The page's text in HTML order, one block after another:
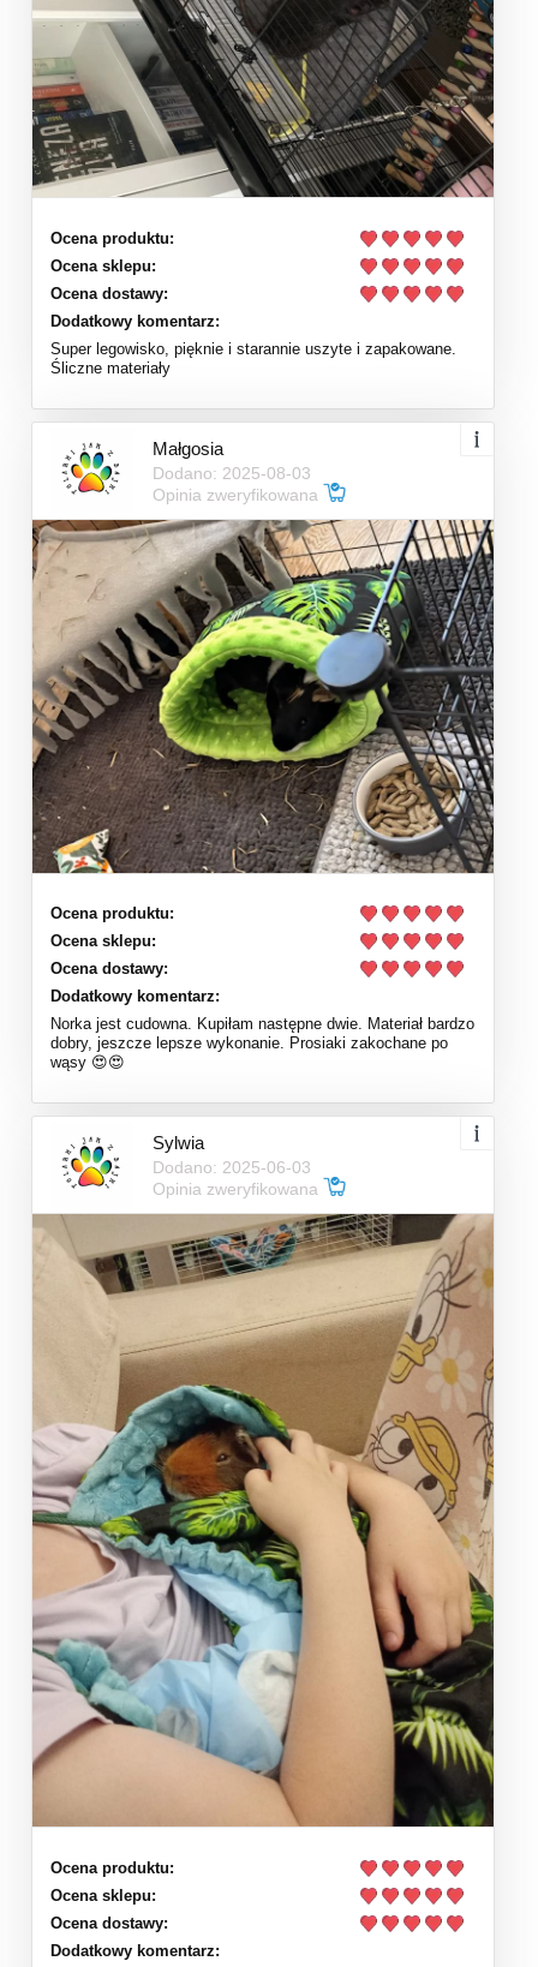
Ocena produktu:
Ocena sklepu:
Ocena dostawy:
Dodatkowy komentarz:
Super legowisko, pięknie i starannie uszyte i zapakowane.
Śliczne materiały
Małgosia
Dodano: 2025-08-03
Opinia zweryfikowana
Ocena produktu:
Ocena sklepu:
Ocena dostawy:
Dodatkowy komentarz:
Norka jest cudowna. Kupiłam następne dwie. Materiał bardzo
dobry, jeszcze lepsze wykonanie. Prosiaki zakochane po
wąsy 😍😍
Sylwia
Dodano: 2025-06-03
Opinia zweryfikowana
Ocena produktu:
Ocena sklepu:
Ocena dostawy:
Dodatkowy komentarz: